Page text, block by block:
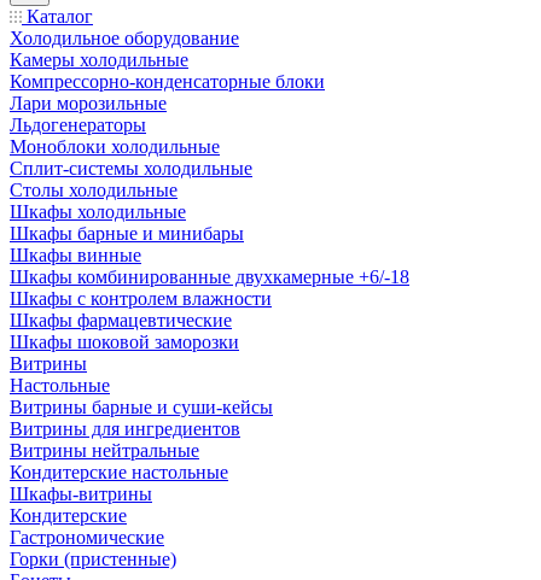
Каталог
Холодильное оборудование
Камеры холодильные
Компрессорно-конденсаторные блоки
Лари морозильные
Льдогенераторы
Моноблоки холодильные
Сплит-системы холодильные
Столы холодильные
Шкафы холодильные
Шкафы барные и минибары
Шкафы винные
Шкафы комбинированные двухкамерные +6/-18
Шкафы с контролем влажности
Шкафы фармацевтические
Шкафы шоковой заморозки
Витрины
Настольные
Витрины барные и суши-кейсы
Витрины для ингредиентов
Витрины нейтральные
Кондитерские настольные
Шкафы-витрины
Кондитерские
Гастрономические
Горки (пристенные)